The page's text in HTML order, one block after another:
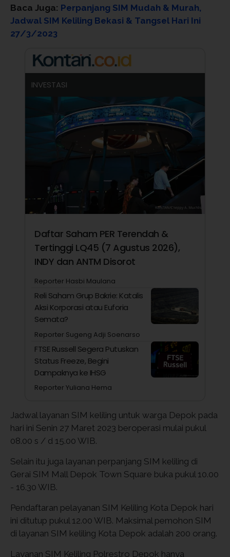
Baca Juga: Perpanjang SIM Mudah & Murah,
Jadwal SIM Keliling Bekasi & Tangsel Hari Ini
27/3/2023
INVESTASI
Daftar Saham PER Terendah &
Tertinggi LQ45 (7 Agustus 2026),
INDY dan ANTM Disorot
Reporter Hasbi Maulana
Reli Saham Grup Bakrie: Katalis
Aksi Korporasi atau Euforia
Semata?
Reporter Sugeng Adji Soenarso
FTSE Russell Segera Putuskan
Status Freeze, Begini
Dampaknya ke IHSG
Reporter Yuliana Hema
Jadwal layanan SIM keliling untuk warga Depok pada
hari ini Senin 27 Maret 2023 beroperasi mulai pukul
08.00 s / d 15.00 WIB.
Selain itu juga layanan perpanjang SIM keliling di
Gerai SIM Mall Depok Town Square buka pukul 10.00
- 16.30 WIB.
Pendaftaran pelayanan SIM Keliling Kota Depok hari
ini ditutup pukul 12.00 WIB. Maksimal pemohon SIM
di layanan SIM keliling Kota Depok adalah 200 orang.
Layanan SIM Keliling Polrestro Depok hanya